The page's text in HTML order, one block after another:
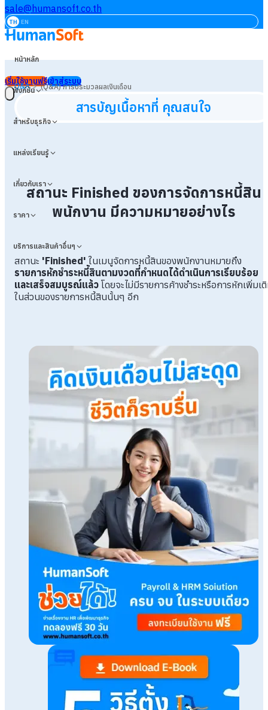
sale@humansoft.co.th
TH EN
หน้าหลัก
ฟังก์ชัน
สำหรับธุรกิจ
แหล่งเรียนรู้
เกี่ยวกับเรา
ราคา
บริการและสินค้าอื่นๆ
เริ่มใช้งานฟรีเข้าสู่ระบบ
Q&A>(Q&A) การประมวลผลเงินเดือน
สารบัญเนื้อหาที่ คุณสนใจ
สถานะ Finished ของการจัดการหนี้สิน
พนักงาน มีความหมายอย่างไร
สถานะ 'Finished' ในเมนูจัดการหนี้สินของพนักงานหมายถึง
รายการหักชำระหนี้สินตามงวดที่กำหนดได้ดำเนินการเรียบร้อย
และเสร็จสมบูรณ์แล้ว โดยจะไม่มีรายการค้างชำระหรือการหักเพิ่มเ
ในส่วนของรายการหนี้สินนั้นๆ อีก